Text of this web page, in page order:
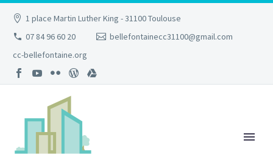
1 place Martin Luther King - 31100 Toulouse
07 84 96 60 20
bellefontainecc31100@gmail.com
cc-bellefontaine.org